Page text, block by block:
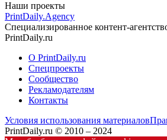
Наши проекты
PrintDaily.Agency
Специализированное контент-
PrintDaily.ru
О PrintDaily.ru
Спецпроекты
Сообщество
Рекламодателям
Контакты
Условия использования материалов
PrintDaily.ru © 2010 – 2024